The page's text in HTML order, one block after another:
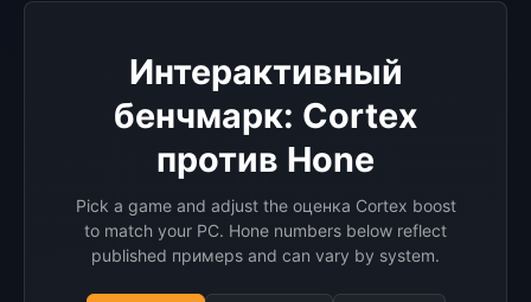
Интерактивный
бенчмарк: Cortex
против Hone
Pick a game and adjust the оценка Cortex boost
to match your PC. Hone numbers below reflect
published примерs and can vary by system.